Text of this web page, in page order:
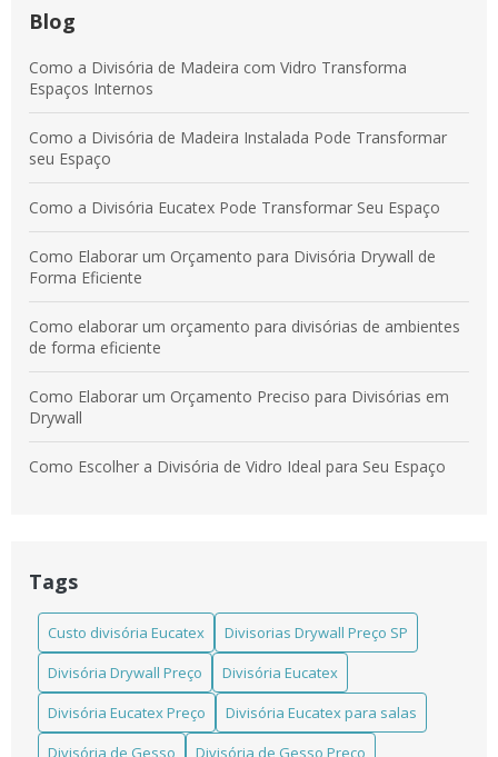
Aumentar a Produtividade
Vantagens das Divisórias em Laminado Estrutural para
Ambientes Modernos e Práticos
Divisórias em Laminado Estrutural: Benefícios para
Ambientes Comerciais e Corporativos
Blog
Como a Divisória de Madeira com Vidro Transforma
Espaços Internos
Como a Divisória de Madeira Instalada Pode Transformar
seu Espaço
Como a Divisória Eucatex Pode Transformar Seu Espaço
Como Elaborar um Orçamento para Divisória Drywall de
Forma Eficiente
Como elaborar um orçamento para divisórias de ambientes
de forma eficiente
Como Elaborar um Orçamento Preciso para Divisórias em
Drywall
Como Escolher a Divisória de Vidro Ideal para Seu Espaço
Como escolher a Divisória Eucatex para salas que atende
Como escolher a melhor divisória de madeira instalada para
seu ambiente
Como Escolher Divisórias Comerciais Eficientes para Seu
Espaço
Tags
Custo divisória Eucatex
Divisorias Drywall Preço SP
Divisória Drywall Preço
Divisória Eucatex
Divisória Eucatex Preço
Divisória Eucatex para salas